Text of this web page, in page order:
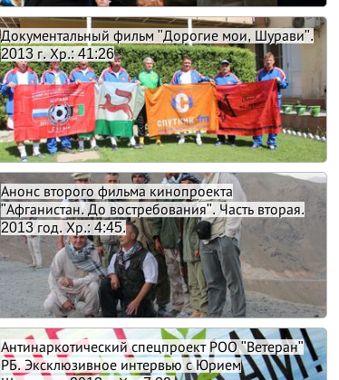
Документальный фильм "Дорогие мои, Шурави".
2013 г. Хр.: 41:26
Анонс второго фильма кинопроекта
"Афганистан. До востребования". Часть вторая.
2013 год. Хр.: 4:45.
Антинаркотический спецпроект РОО "Ветеран"
РБ. Эксклюзивное интервью с Юрием